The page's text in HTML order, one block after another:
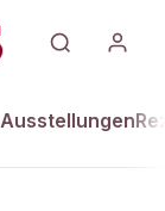
Ausstellungen